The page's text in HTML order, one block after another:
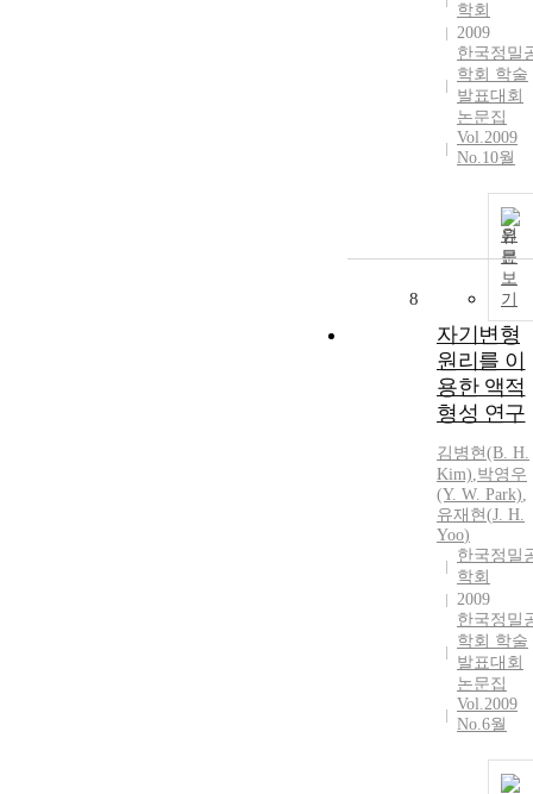
학회
2009
한국정밀
학회 학술
발표대회
논문집
Vol.2009
No.10월
원
문
보
기
8
자기변형
원리를 이
용한 액적
형성 연구
김병현(B. H.
Kim),박영우
(Y. W. Park),
유재현(J. H.
Yoo)
한국정밀
학회
2009
한국정밀
학회 학술
발표대회
논문집
Vol.2009
No.6월